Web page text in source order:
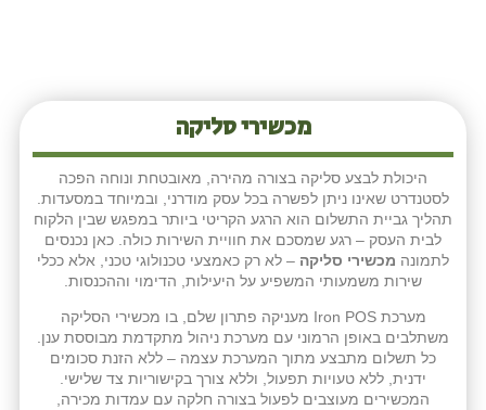
מכשירי סליקה
היכולת לבצע סליקה בצורה מהירה, מאובטחת ונוחה הפכה
לסטנדרט שאינו ניתן לפשרה בכל עסק מודרני, ובמיוחד במסעדות.
תהליך גביית התשלום הוא הרגע הקריטי ביותר במפגש שבין הלקוח
לבית העסק – רגע שמסכם את חוויית השירות כולה. כאן נכנסים
לתמונה מכשירי סליקה – לא רק כאמצעי טכנולוגי טכני, אלא ככלי
שירות משמעותי המשפיע על היעילות, הדימוי וההכנסות.
מערכת Iron POS מעניקה פתרון שלם, בו מכשירי הסליקה
משתלבים באופן הרמוני עם מערכת ניהול מתקדמת מבוססת ענן.
כל תשלום מתבצע מתוך המערכת עצמה – ללא הזנת סכומים
ידנית, ללא טעויות תפעול, וללא צורך בקישוריות צד שלישי.
המכשירים מעוצבים לפעול בצורה חלקה עם עמדות מכירה,